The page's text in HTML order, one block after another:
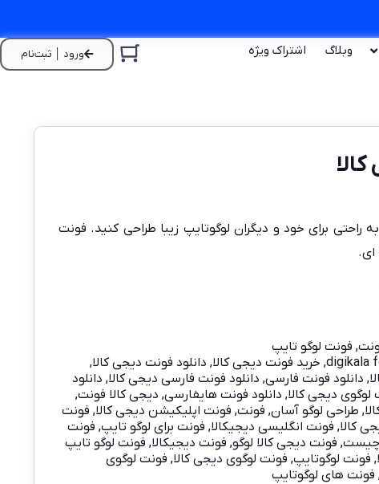
وبلاگ اشتراک ویژه ورود │ ثبت‌نام
راحتی برای خود و دیگران لوگوتایپ زیبا طراحی کنید. فونت
, فونت لوگو تایپ
digikala
, خرید فونت دیجی کالا, دانلود فونت دیجی کالا,
, دانلود فونت فارسی, دانلود فونت فارسی دیجی کالا, دانلود
لوگوی دیجی کالا, دانلود فونت هایفارسی, دیجی کالا فونت,
, طراحی لوگو آسان, فونت, فونت اپلیکیشن دیجی کالا, فونت
کالا, فونت انگلیسی دیجیکالا, فونت برای لوگو تایپ, فونت
چیست, فونت دیجی کالا لوگو, فونت دیجیکالا, فونت لوگو تایپ
, فونت لوگوتایپ, فونت لوگوی دیجی کالا, فونت لوگوی
فونت های لوگوتایپ